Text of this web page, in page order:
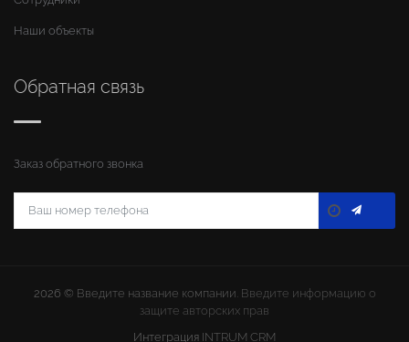
Наши объекты
Обратная связь
Заказ обратного звонка
2026 © Введите название компании . Введите информацию о
защите авторских прав
Интеграция INTRUM CRM